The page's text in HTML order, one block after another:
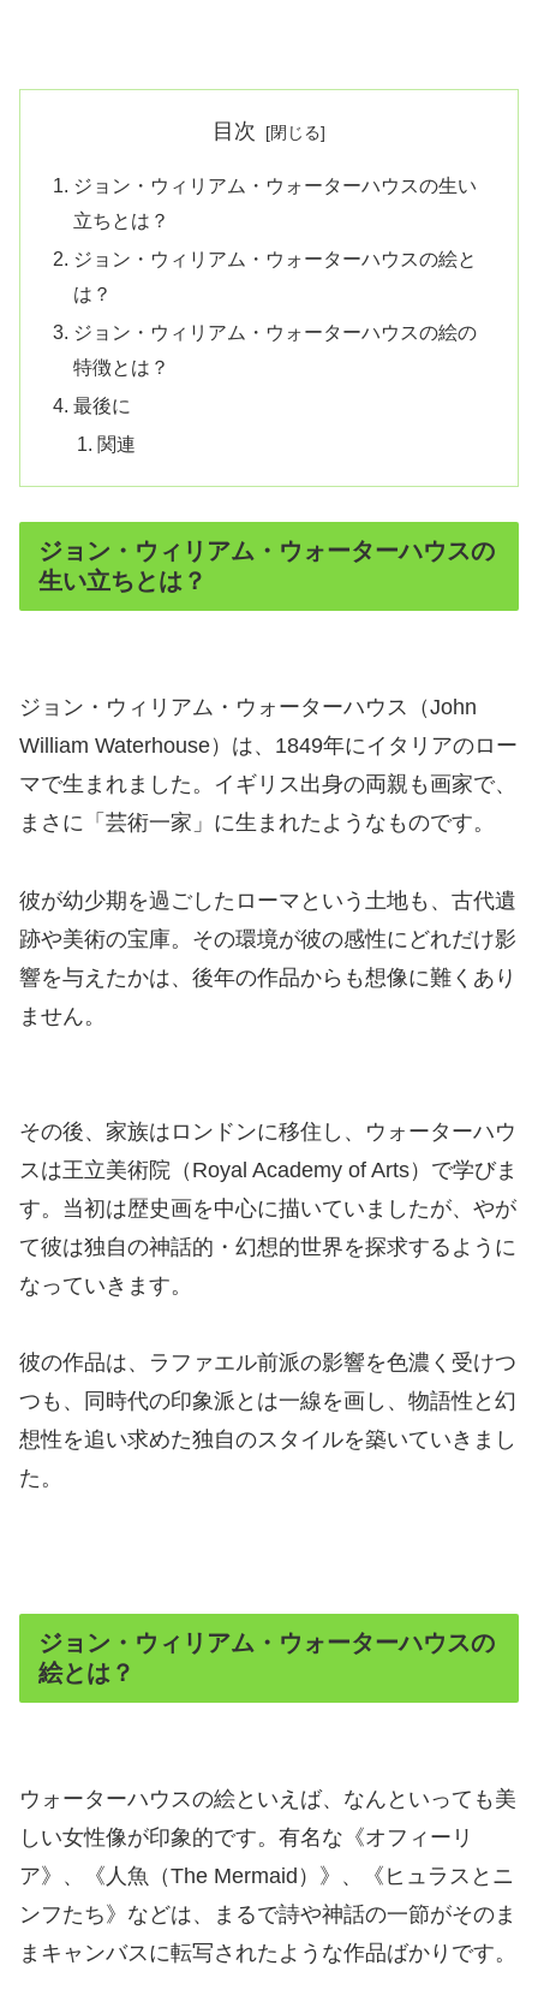
目次
ジョン・ウィリアム・ウォーターハウスの生い
立ちとは？
ジョン・ウィリアム・ウォーターハウスの絵と
は？
ジョン・ウィリアム・ウォーターハウスの絵の
特徴とは？
最後に
関連
ジョン・ウィリアム・ウォーターハウスの
生い立ちとは？
ジョン・ウィリアム・ウォーターハウス（John
William Waterhouse）は、1849年にイタリアのロー
マで生まれました。イギリス出身の両親も画家で、
まさに「芸術一家」に生まれたようなものです。
彼が幼少期を過ごしたローマという土地も、古代遺
跡や美術の宝庫。その環境が彼の感性にどれだけ影
響を与えたかは、後年の作品からも想像に難くあり
ません。
その後、家族はロンドンに移住し、ウォーターハウ
スは王立美術院（Royal Academy of Arts）で学びま
す。当初は歴史画を中心に描いていましたが、やが
て彼は独自の神話的・幻想的世界を探求するように
なっていきます。
彼の作品は、ラファエル前派の影響を色濃く受けつ
つも、同時代の印象派とは一線を画し、物語性と幻
想性を追い求めた独自のスタイルを築いていきまし
た。
ジョン・ウィリアム・ウォーターハウスの
絵とは？
ウォーターハウスの絵といえば、なんといっても美
しい女性像が印象的です。有名な《オフィーリ
ア》、《人魚（The Mermaid）》、《ヒュラスとニ
ンフたち》などは、まるで詩や神話の一節がそのま
まキャンバスに転写されたような作品ばかりです。